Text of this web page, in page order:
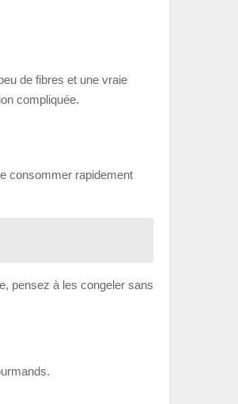
de fibres et une vraie
compliquée.
consommer rapidement
pensez à les congeler sans